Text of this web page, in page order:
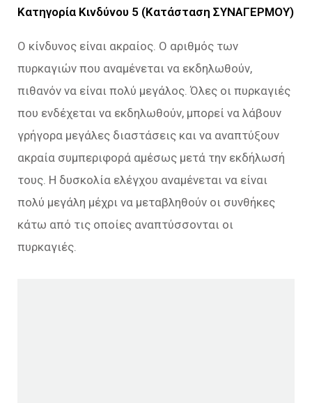
Κατηγορία Κινδύνου 5 (Κατάσταση ΣΥΝΑΓΕΡΜΟΥ)
Ο κίνδυνος είναι ακραίος. Ο αριθμός των
πυρκαγιών που αναμένεται να εκδηλωθούν,
πιθανόν να είναι πολύ μεγάλος. Όλες οι πυρκαγιές
που ενδέχεται να εκδηλωθούν, μπορεί να λάβουν
γρήγορα μεγάλες διαστάσεις και να αναπτύξουν
ακραία συμπεριφορά αμέσως μετά την εκδήλωσή
τους. Η δυσκολία ελέγχου αναμένεται να είναι
πολύ μεγάλη μέχρι να μεταβληθούν οι συνθήκες
κάτω από τις οποίες αναπτύσσονται οι
πυρκαγιές.